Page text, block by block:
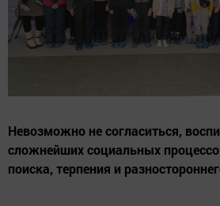
Невозможно не согласиться,
сложнейших социальных
поиска, терпения и